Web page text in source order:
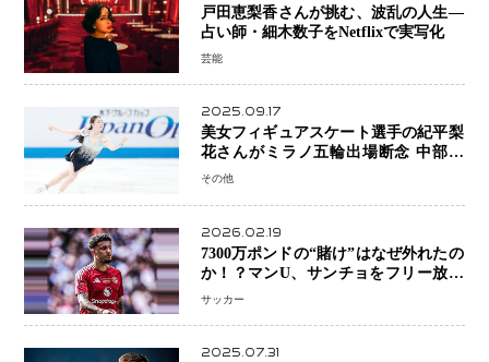
戸田恵梨香さんが挑む、波乱の人生―
占い師・細木数子をNetflixで実写化
芸能
2025.09.17
美女フィギュアスケート選手の紀平梨
花さんがミラノ五輪出場断念 中部選
手権欠場を発表「安全最優先の判断」
その他
2026.02.19
7300万ポンドの“賭け”はなぜ外れたの
か！？マンU、サンチョをフリー放出
へ・・・補強戦略の転換点に
サッカー
2025.07.31